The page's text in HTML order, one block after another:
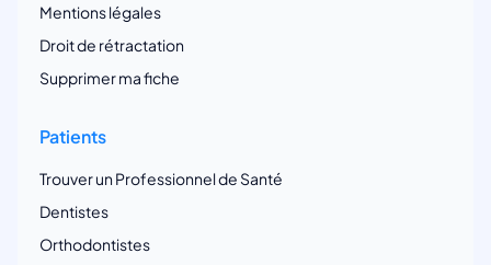
Mentions légales
Droit de rétractation
Supprimer ma fiche
Patients
Trouver un Professionnel de Santé
Dentistes
Orthodontistes